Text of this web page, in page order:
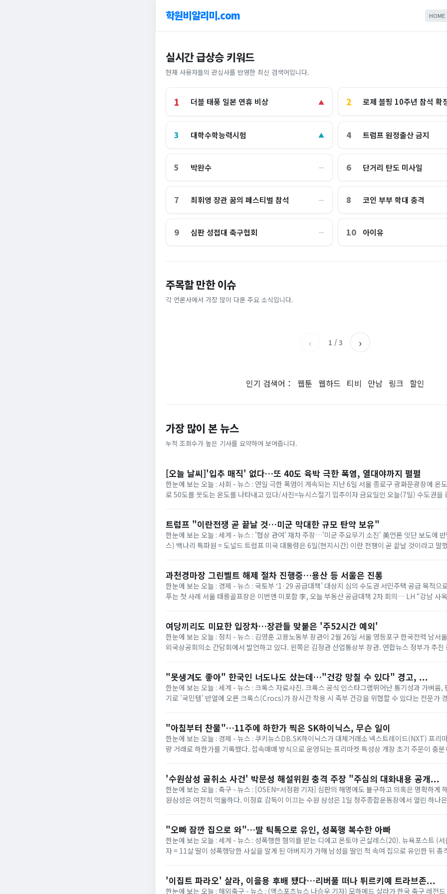
학원비알리미.com HOME
실시간 급상승 키워드
현재 사용자들의 관심사를 반영한 최신 검색어입니다.
1 더블 태풍 일본 연휴 비상 ▲ 2 로제 블핑 10주년 참석 확
3 대학수학능력시험 ▲ 4 트럼프 원정출산 금지
5 박완수 ― 6 단거리 탄도 미사일
7 최휘영 장관 꿈의 페스티벌 참석 ― 8 코인 부부 학대 충격
9 심판 성접대 축구협회 ― 10 아이유
주목할 만한 이슈
각 언론사에서 가장 많이 다룬 주요 소식입니다.
이 대통령 사관학교 통합 발언에…“서울대 법대·충
암고도 없애나”
채널A
총리 영상에 "대체 뭐냐" 발칵‥日 배우도 "미친 짓"
‹ 1 / 3 ›
인기 검색어： 웹툰 웹하드 티비 만남 링크 할인
가장 많이 본 뉴스
누적 조회수가 높은 기사를 요약하여 보여줍니다.
[오늘 날씨]'입추 매직' 없다…또 40도 육박 극한 폭염, 열대야까지 펄펄
한눈에 보는 오늘 : 사회 - 뉴스 : 연일 극한 폭염이 계속되는 지난 6일 서울 종로구 광화문광장에 온
로 50도를 웃도는 온도를 나타내고 있다/사진=뉴시스절기 입추이자 금요일인 오늘(7일) 수도권을
트럼프 "이란전쟁 곧 끝날 것…미군 막대한 규모 탄약 보유"
한눈에 보는 오늘 : 세계 - 뉴스 : '협상 관여' 재차 주장…'미군 주요무기 소진' 美언론 잇단 보도에
스) 백나리 특파원 = 도널드 트럼프 미국 대통령은 6일(현지시간) 이란 전쟁이 곧 끝날 것이라고 말
과천경마장 그린벨트 해제 절차 진행중…용산 등 서울은 진통
한눈에 보는 오늘 : 경제 - 뉴스 : 국토부 ‘1·29 공급대책’ 대상지 심의 수도권 서민주택 공급 목적으
푸는 첫 사례 서울 태릉골프장은 이번엔 미포함 李, 오늘 부동산 공급대책 2차 회의… LH “강남 사
여당끼리도 미묘한 입장차…장관들 맞붙은 '주52시간 예외'
한눈에 보는 오늘 : 정치 - 뉴스 : 김영훈 고용노동부 장관이 2월 26일 서울 영등포구 한국전력 남서
외국상공회의소 간담회에서 발언하고 있다. 왼쪽은 김정관 산업통상부 장관. 연합뉴스 정부가 추진
"못생겨도 좋아" 한국인 너도나도 샀는데…"건강 망칠 수 있다" 경고, ...
한눈에 보는 오늘 : 세계 - 뉴스 : 크록스 자료사진. 크록스 공식 인스타그램뛰어난 통기성과 가벼움,
기로 '국민템' 반열에 오른 크록스(Crocs)가 장시간 착용 시 족부 건강을 위협할 수 있다는 전문가 경
"아침부터 찬물"…11주에 하한가 찍은 SK하이닉스, 무슨 일이
한눈에 보는 오늘 : 경제 - 뉴스 : 쿠키뉴스DB.SK하이닉스가 대체거래소 넥스트레이드(NXT) 프리
량 거래로 하한가를 기록했다. 접속매매 방식으로 운영되는 프리마켓 특성상 개장 초기 주문이 충
'수원삼성 골취소 사건' 박문성 해설위원 충격 주장 "주심의 대화내용 공개...
한눈에 보는 오늘 : 축구 - 뉴스 : [OSEN=서정환 기자] 심판의 해명에도 불구하고 의혹은 명확하게
원삼성은 여전히 억울하다. 이정효 감독이 이끄는 수원 삼성은 1일 청주종합운동장에서 열린 하나
"오빠 잠깐 집으로 와"…딸 틱톡으로 유인, 성폭행 복수한 아빠
한눈에 보는 오늘 : 세계 - 뉴스 : 성폭행한 혐의를 받는 디에고 몬토야 곤살레스(20). 뉴욕포스트 (
자 = 11살 딸이 성폭행당한 사실을 알게 된 아버지가 가해 남성을 딸인 척 속여 집으로 유인한 뒤 총
'이집트 파라오' 살라, 이을용 후배 됐다…리버풀 떠나 튀르키예 트라브존...
한눈에 보는 오늘 : 해외축구 - 뉴스 : (엑스포츠뉴스 나승우 기자) 모하메드 살라가 한국 축구 레전